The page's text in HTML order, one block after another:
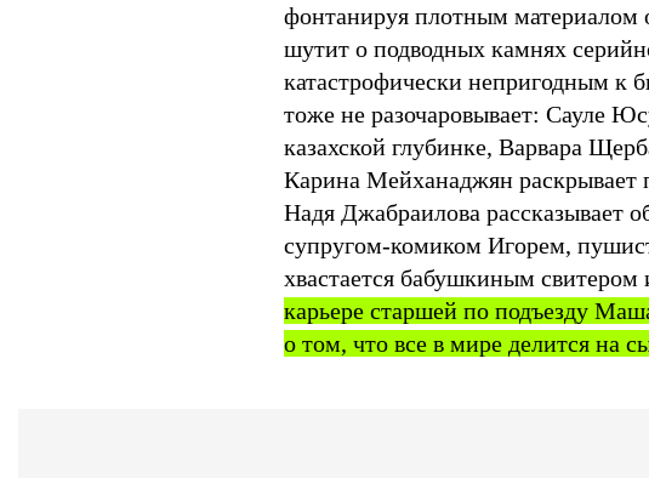
фонтанируя плотным материалом
шутит о подводных камнях
катастрофически непригодным к
тоже не разочаровывает: Сауле
казахской глубинке, Варвара
Карина Мейханаджян
Надя Джабраилова рассказывает
супругом-комиком Игорем,
хвастается бабушкиным
карьере старшей по подъезду
о том, что все в мире делится на